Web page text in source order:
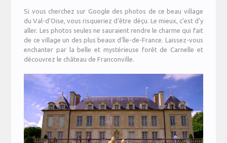
Si vous cherchez sur Google des photos de ce beau village
du Val-d’Oise, vous risqueriez d’être déçu. Le mieux, c’est d’y
aller. Les photos seules ne sauraient rendre le charme qui fait
de ce village un des plus beaux d’Île-de-France. Laissez-vous
enchanter par la belle et mystérieuse forêt de Carnelle et
découvrez le château de Franconville.